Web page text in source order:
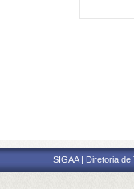
SIGAA | Diretoria